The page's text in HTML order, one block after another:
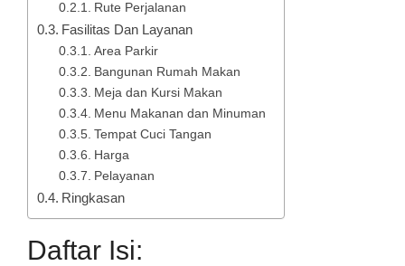
Rute Perjalanan
Fasilitas Dan Layanan
Area Parkir
Bangunan Rumah Makan
Meja dan Kursi Makan
Menu Makanan dan Minuman
Tempat Cuci Tangan
Harga
Pelayanan
Ringkasan
Daftar Isi: